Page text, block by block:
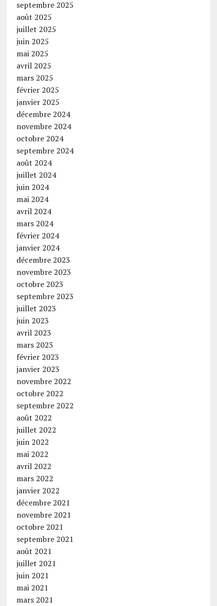
septembre 2025
août 2025
juillet 2025
juin 2025
mai 2025
avril 2025
mars 2025
février 2025
janvier 2025
décembre 2024
novembre 2024
octobre 2024
septembre 2024
août 2024
juillet 2024
juin 2024
mai 2024
avril 2024
mars 2024
février 2024
janvier 2024
décembre 2023
novembre 2023
octobre 2023
septembre 2023
juillet 2023
juin 2023
avril 2023
mars 2023
février 2023
janvier 2023
novembre 2022
octobre 2022
septembre 2022
août 2022
juillet 2022
juin 2022
mai 2022
avril 2022
mars 2022
janvier 2022
décembre 2021
novembre 2021
octobre 2021
septembre 2021
août 2021
juillet 2021
juin 2021
mai 2021
mars 2021